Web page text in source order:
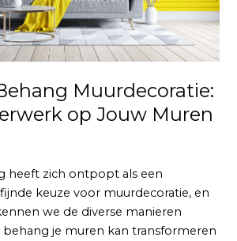
Muurdecoratie:
op Jouw Muren
heeft zich ontpopt als een
keuze voor muurdecoratie, en
we de diverse manieren
behang je muren kan transformeren